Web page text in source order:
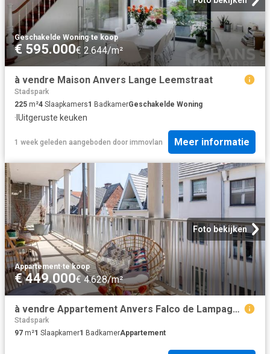
Geschakelde Woning·te koop
€ 595.000€ 2.644/m²
à vendre Maison Anvers Lange Leemstraat
Stadspark
225 m²4 Slaapkamers1 BadkamerGeschakelde Woning
· IUitgeruste keuken
1 week geleden aangeboden door immovlan Meer informatie
Foto bekijken
Appartement·te koop
€ 449.000€ 4.628/m²
à vendre Appartement Anvers Falco de Lampageplein
Stadspark
97 m²1 Slaapkamer1 BadkamerAppartement